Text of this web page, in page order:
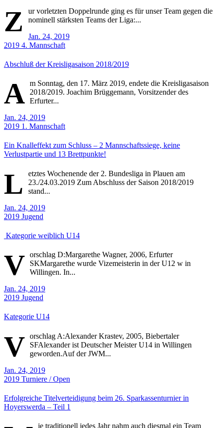
Z
ur vorletzten Doppelrunde ging es für unser Team gegen die
nominell stärksten Teams der Liga:...
Jan. 24, 2019
2019 4. Mannschaft
Abschluß der Kreisligasaison 2018/2019
A m Sonntag, den 17. März 2019, endete die Kreisligasaison
2018/2019. Joachim Brüggemann, Vorsitzender des
Erfurter...
Jan. 24, 2019
2019 1. Mannschaft
Ein Knalleffekt zum Schluss – 2 Mannschaftssiege, keine
Verlustpartie und 13 Brettpunkte!
L
etztes Wochenende der 2. Bundesliga in Plauen am
23./24.03.2019 Zum Abschluss der Saison 2018/2019
stand...
Jan. 24, 2019
2019 Jugend
Kategorie weiblich U14
V orschlag D:Margarethe Wagner, 2006, Erfurter
SKMargarethe wurde Vizemeisterin in der U12 w in
Willingen. In...
Jan. 24, 2019
2019 Jugend
Kategorie U14
V orschlag A:Alexander Krastev, 2005, Biebertaler
SFAlexander ist Deutscher Meister U14 in Willingen
geworden.Auf der JWM...
Jan. 24, 2019
2019 Turniere / Open
Erfolgreiche Titelverteidigung beim 26. Sparkassenturnier in
Hoyerswerda – Teil 1
ie traditionell jedes Jahr nahm auch diesmal ein Team